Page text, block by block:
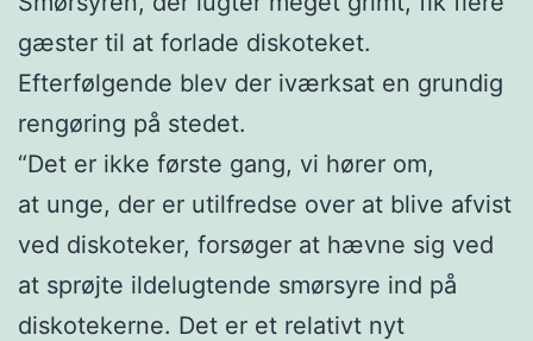
gæster til at forlade diskoteket.
Efterfølgende blev der iværksat en grundig
rengøring på stedet.
“Det er ikke første gang, vi hører om,
at unge, der er utilfredse over at blive afvist
ved diskoteker, forsøger at hævne sig ved
at sprøjte ildelugtende smørsyre ind på
diskotekerne. Det er et relativt nyt